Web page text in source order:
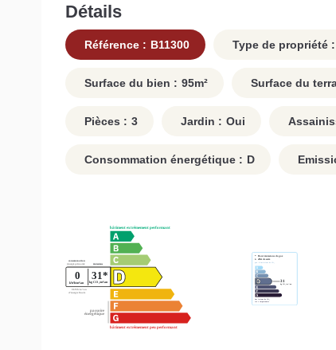
Détails
Référence : B11300 Type de propriété :
Surface du bien : 95m² Surface du
Pièces : 3 Jardin : Oui
Consommation énergétique : D